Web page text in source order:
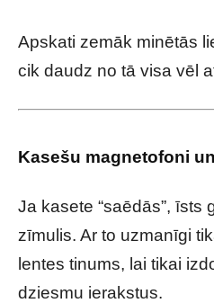
Apskati zemāk minētās
cik daudz no tā visa vēl
Kasešu magnetofoni
Ja kasete “saēdās”, īsts
zīmulis. Ar to uzmanīgi
lentes tinums, lai tikai
dziesmu ierakstus.